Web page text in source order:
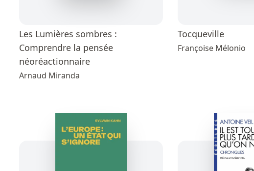
Les Lumières sombres :
Comprendre la pensée
néoréactionnaire
Arnaud Miranda
Tocqueville
Françoise Mélonio